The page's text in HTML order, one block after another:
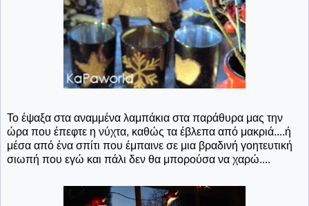
Το έψαξα στα αναμμένα λαμπάκια στα παράθυρα μας την
ώρα που έπεφτε η νύχτα, καθώς τα έβλεπα από μακριά....ή
μέσα από ένα σπίτι που έμπαινε σε μια βραδινή γοητευτική
σιωπή που εγώ και πάλι δεν θα μπορούσα να χαρώ....